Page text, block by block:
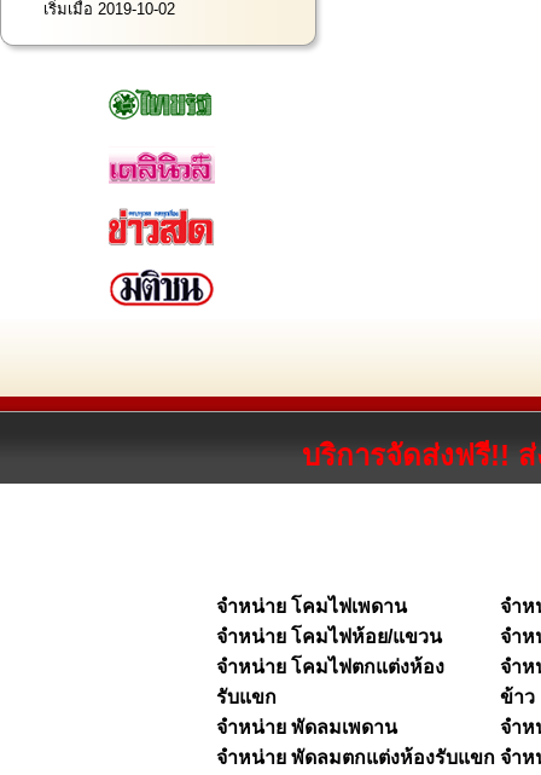
เริ่มเมื่อ 2019-10-02
บริการจัดส่งฟรี!!
จำหน่าย โคมไฟเพดาน
จำห
จำหน่าย โคมไฟห้อย/แขวน
จำห
จำหน่าย โคมไฟตกแต่งห้อง
รับแขก
จำห
ข้าว
จำหน่าย พัดลมเพดาน
จำห
จำหน่าย พัดลมตกแต่งห้องรับแขก จำห